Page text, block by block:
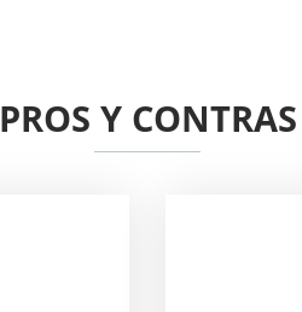
PROS Y CONTRAS